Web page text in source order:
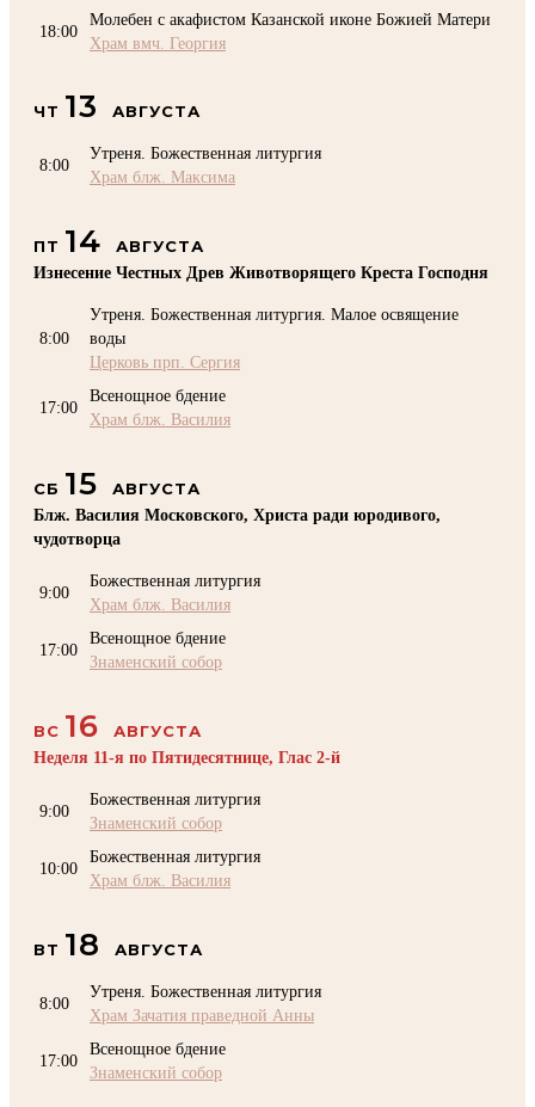
18:00
Молебен с акафистом Казанской иконе Божией Матери
Храм вмч. Георгия
ЧТ 13 АВГУСТА
8:00
Утреня. Божественная литургия
Храм блж. Максима
ПТ 14
АВГУСТА
Изнесение Честных Древ Животворящего Креста Господня
8:00
Утреня. Божественная литургия. Малое освящение
воды
Церковь прп. Сергия
17:00
Всенощное бдение
Храм блж. Василия
СБ 15
АВГУСТА
Блж. Василия Московского, Христа ради юродивого,
чудотворца
9:00
Божественная литургия
Храм блж. Василия
17:00
Всенощное бдение
Знаменский собор
ВС 16
АВГУСТА
Неделя 11-я по Пятидесятнице, Глас 2-й
9:00
Божественная литургия
Знаменский собор
10:00
Божественная литургия
Храм блж. Василия
ВТ 18 АВГУСТА
8:00
Утреня. Божественная литургия
Храм Зачатия праведной Анны
17:00
Всенощное бдение
Знаменский собор